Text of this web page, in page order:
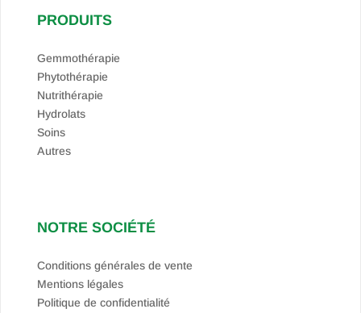
PRODUITS
Gemmothérapie
Phytothérapie
Nutrithérapie
Hydrolats
Soins
Autres
NOTRE SOCIÉTÉ
Conditions générales de vente
Mentions légales
Politique de confidentialité